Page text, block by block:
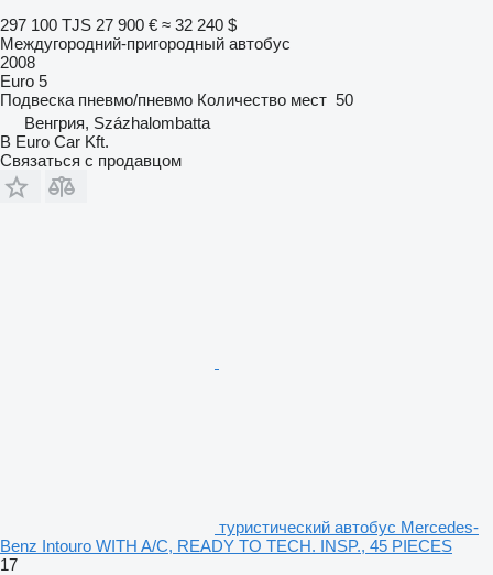
297 100 TJS 27 900 € ≈ 32 240 $
Междугородний-пригородный автобус
2008
Euro 5
Подвеска пневмо/пневмо Количество мест 50
Венгрия, Százhalombatta
B Euro Car Kft.
Связаться с продавцом
туристический автобус Mercedes-
Benz Intouro WITH A/C, READY TO TECH. INSP., 45 PIECES
17